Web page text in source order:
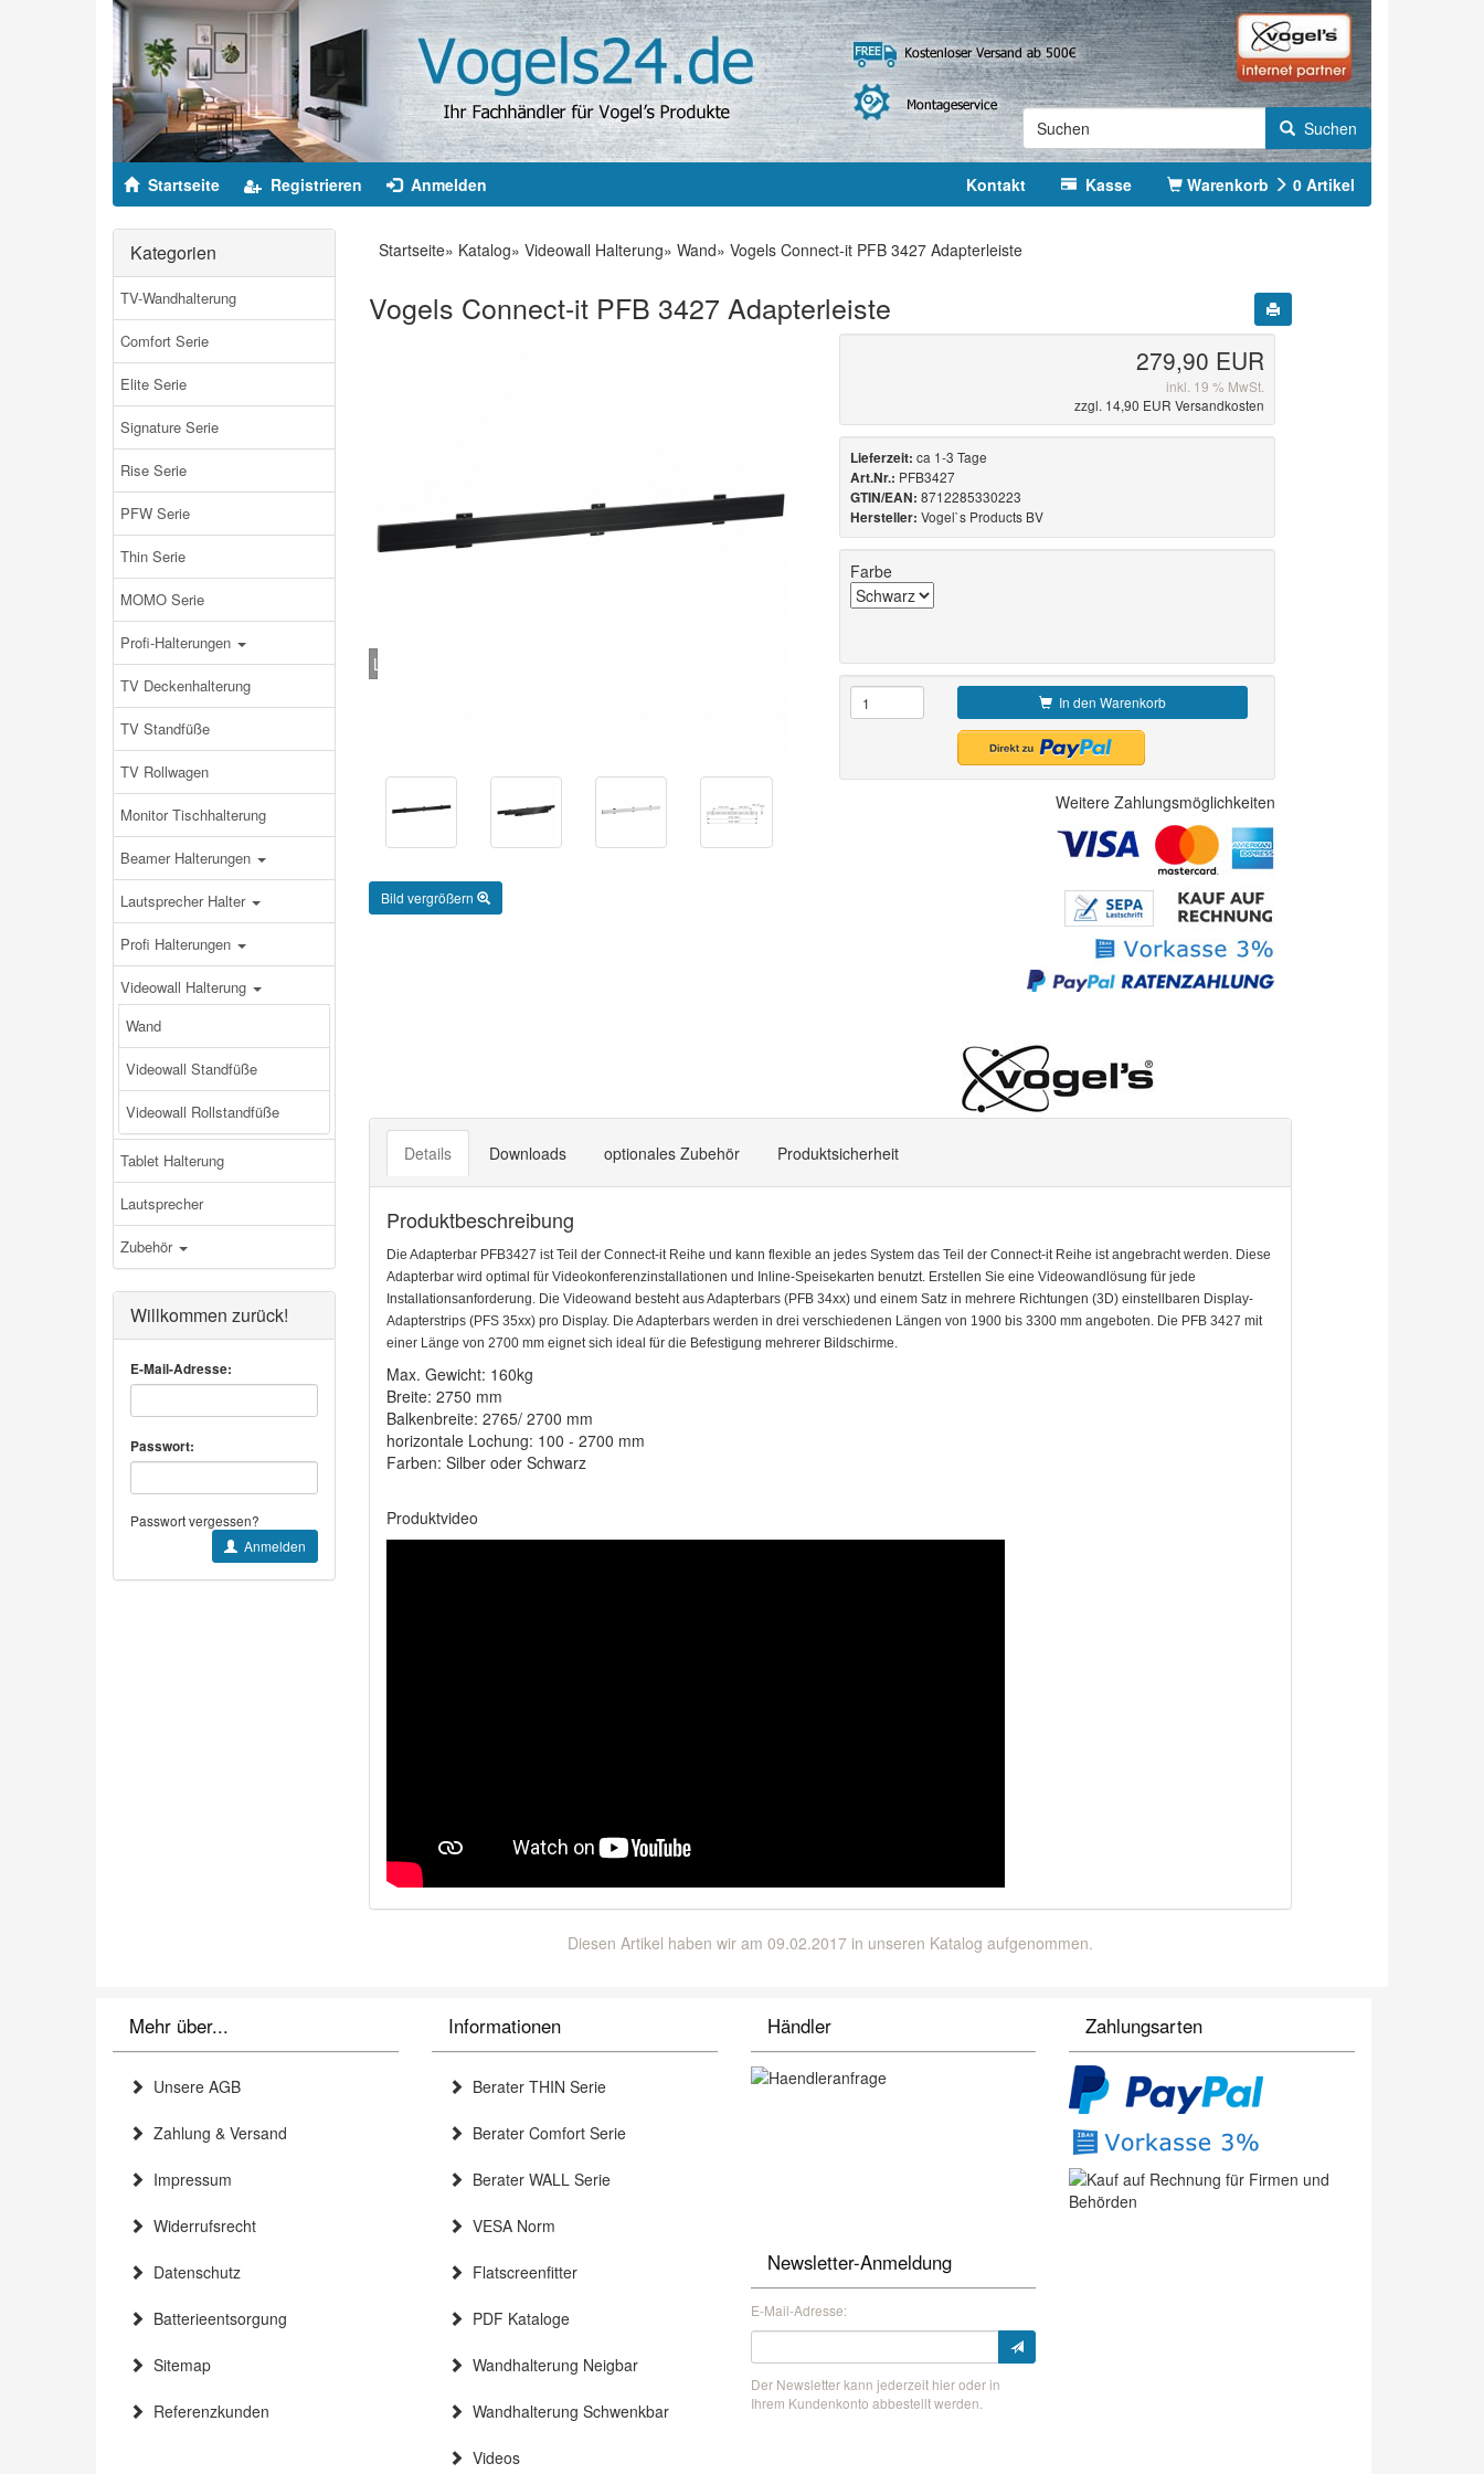
Startseite Registrieren Anmelden Kontakt Kasse Warenkorb 0 Artikel
Suchen
Kategorien
TV-Wandhalterung
Comfort Serie
Elite Serie
Signature Serie
Rise Serie
PFW Serie
Thin Serie
MOMO Serie
Profi-Halterungen
TV Deckenhalterung
TV Standfüße
TV Rollwagen
Monitor Tischhalterung
Beamer Halterungen
Lautsprecher Halter
Profi Halterungen
Videowall Halterung
Wand
Videowall Standfüße
Videowall Rollstandfüße
Tablet Halterung
Lautsprecher
Zubehör
Willkommen zurück!
E-Mail-Adresse:
Passwort:
Passwort vergessen?
Anmelden
Startseite» Katalog» Videowall Halterung» Wand» Vogels Connect-it PFB 3427 Adapterleiste
Vogels Connect-it PFB 3427 Adapterleiste
Loading...
Bild vergrößern
279,90 EUR
inkl. 19 % MwSt.
zzgl. 14,90 EUR Versandkosten
Lieferzeit: ca 1-3 Tage
Art.Nr.: PFB3427
GTIN/EAN: 8712285330223
Hersteller: Vogel`s Products BV
Farbe
In den Warenkorb
Weitere Zahlungsmöglichkeiten
Details Downloads optionales Zubehör Produktsicherheit
Produktbeschreibung
Die Adapterbar PFB3427 ist Teil der Connect-it Reihe und kann flexible an jedes System das Teil der Connect-it Reihe ist angebracht werden. Diese
Adapterbar wird optimal für Videokonferenzinstallationen und Inline-Speisekarten benutzt. Erstellen Sie eine Videowandlösung für jede
Installationsanforderung. Die Videowand besteht aus Adapterbars (PFB 34xx) und einem Satz in mehrere Richtungen (3D) einstellbaren Display-
Adapterstrips (PFS 35xx) pro Display. Die Adapterbars werden in drei verschiedenen Längen von 1900 bis 3300 mm angeboten. Die PFB 3427 mit
einer Länge von 2700 mm eignet sich ideal für die Befestigung mehrerer Bildschirme.
Max. Gewicht: 160kg
Breite: 2750 mm
Balkenbreite: 2765/ 2700 mm
horizontale Lochung: 100 - 2700 mm
Farben: Silber oder Schwarz
Produktvideo
Diesen Artikel haben wir am 09.02.2017 in unseren Katalog aufgenommen.
Mehr über...
Unsere AGB
Zahlung & Versand
Impressum
Widerrufsrecht
Datenschutz
Batterieentsorgung
Sitemap
Referenzkunden
Informationen
Berater THIN Serie
Berater Comfort Serie
Berater WALL Serie
VESA Norm
Flatscreenfitter
PDF Kataloge
Wandhalterung Neigbar
Wandhalterung Schwenkbar
Videos
Händler Zahlungsarten
Newsletter-Anmeldung
E-Mail-Adresse:
Der Newsletter kann jederzeit hier oder in
Ihrem Kundenkonto abbestellt werden.